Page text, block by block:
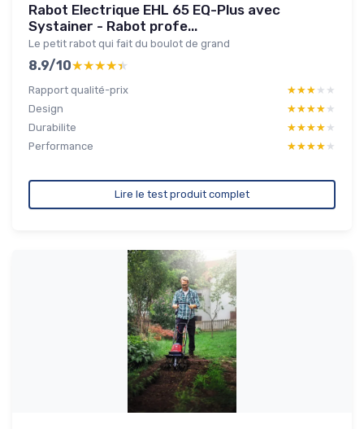
Rabot Electrique EHL 65 EQ-Plus avec
Systainer - Rabot profe...
Le petit rabot qui fait du boulot de grand
8.9/10★★★★★
★★★★★
Rapport qualité-prix ★★★★★
★★★★★
Design
★★★★★
★★★★★
Durabilite
★★★★★
★★★★★
Performance
★★★★★
★★★★★
Lire le test produit complet